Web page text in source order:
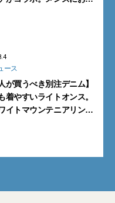
ース
が買うべき別注デニム】
着やすいライトオンス。
イトマウンテニアリン